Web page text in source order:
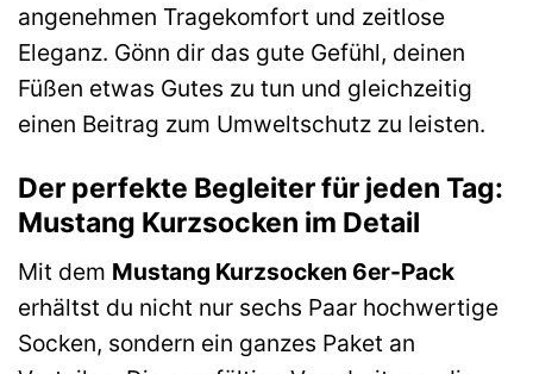
angenehmen Tragekomfort und zeitlose
Eleganz. Gönn dir das gute Gefühl, deinen
Füßen etwas Gutes zu tun und gleichzeitig
einen Beitrag zum Umweltschutz zu leisten.
Der perfekte Begleiter für jeden Tag:
Mustang Kurzsocken im Detail
Mit dem Mustang Kurzsocken 6er-Pack
erhältst du nicht nur sechs Paar hochwertige
Socken, sondern ein ganzes Paket an